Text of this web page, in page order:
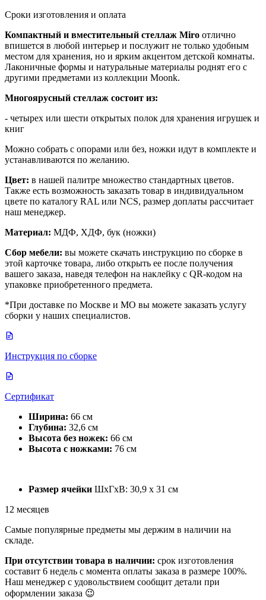
Сроки изготовления и оплата
Компактный и вместительный стеллаж Miro отлично
впишется в любой интерьер и послужит не только удобным
местом для хранения, но и ярким акцентом детской комнаты.
Лаконичные формы и натуральные материалы роднят его с
другими предметами из коллекции Moonk.
Многоярусный стеллаж состоит из:
- четырех или шести открытых полок для хранения игрушек и
книг
Можно собрать с опорами или без, ножки идут в комплекте и
устанавливаются по желанию.
Цвет: в нашей палитре множество стандартных цветов.
Также есть возможность заказать товар в индивидуальном
цвете по каталогу RAL или NCS, размер доплаты рассчитает
наш менеджер.
Материал: МДФ, ХДФ, бук (ножки)
Сбор мебели: вы можете скачать инструкцию по сборке в
этой карточке товара, либо открыть ее после получения
вашего заказа, наведя телефон на наклейку с QR-кодом на
упаковке приобретенного предмета.
*При доставке по Москве и МО вы можете заказать услугу
сборки у наших специалистов.
Инструкция по сборке
Сертификат
Ширина: 66 см
Глубина: 32,6 см
Высота без ножек: 66 см
Высота с ножками: 76 см
Размер ячейки ШхГхВ: 30,9 х 31 см
12 месяцев
Самые популярные предметы мы держим в наличии на
складе.
При отсутствии товара в наличии: срок изготовления
составит 6 недель с момента оплаты заказа в размере 100%.
Наш менеджер с удовольствием сообщит детали при
оформлении заказа 😉